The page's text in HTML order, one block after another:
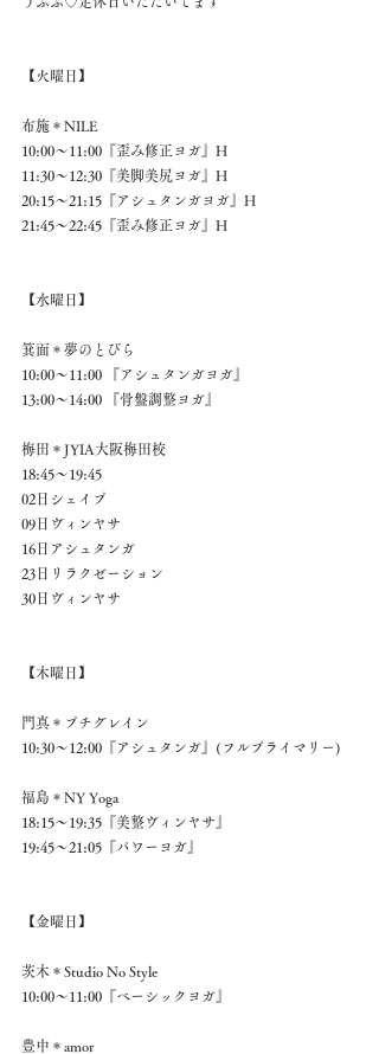
【火曜日】
布施＊NILE
10:00～11:00『歪み修正ヨガ』H
11:30～12:30『美脚美尻ヨガ』H
20:15～21:15『アシュタンガヨガ』H
21:45～22:45『歪み修正ヨガ』H
【水曜日】
箕面＊夢のとびら
10:00～11:00 『アシュタンガヨガ』
13:00～14:00 『骨盤調整ヨガ』
梅田＊JYIA大阪梅田校
18:45～19:45
02日シェイプ
09日ヴィンヤサ
16日アシュタンガ
23日リラクゼーション
30日ヴィンヤサ
【木曜日】
門真＊プチグレイン
10:30～12:00『アシュタンガ』(フルプライマリー)
福島＊NY Yoga
18:15～19:35『美整ヴィンヤサ』
19:45～21:05『パワーヨガ』
【金曜日】
茨木＊Studio No Style
10:00～11:00『ベーシックヨガ』
豊中＊amor